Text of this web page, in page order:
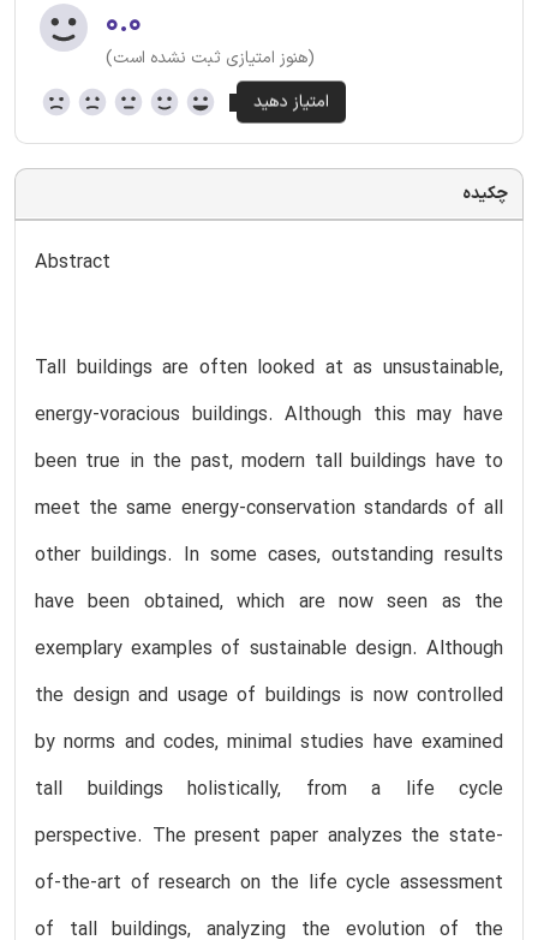
۰.۰
(هنوز امتیازی ثبت نشده است)
چکیده
Abstract
Tall buildings are often looked at as unsustainable,
energy-voracious buildings. Although this may have
been true in the past, modern tall buildings have to
meet the same energy-conservation standards of all
other buildings. In some cases, outstanding results
have been obtained, which are now seen as the
exemplary examples of sustainable design. Although
the design and usage of buildings is now controlled
by norms and codes, minimal studies have examined
tall buildings holistically, from a life cycle
perspective. The present paper analyzes the state-
of-the-art of research on the life cycle assessment
of tall buildings, analyzing the evolution of the